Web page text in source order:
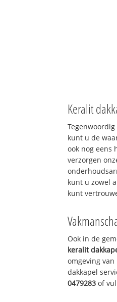
Keralit
kunt u de
ook nog eens
verzorgen
kunt u zowel
kunt
Ook in de
keralit
omgeving
dakkapel
0479283 of